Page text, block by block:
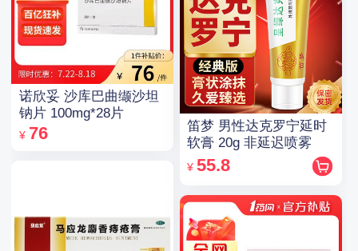
诺欣妥 沙库巴曲缬沙坦
钠片 100mg*28片
¥ 76
笛梦 男性达克罗宁延时
软膏 20g 非延迟喷雾
¥ 55.8